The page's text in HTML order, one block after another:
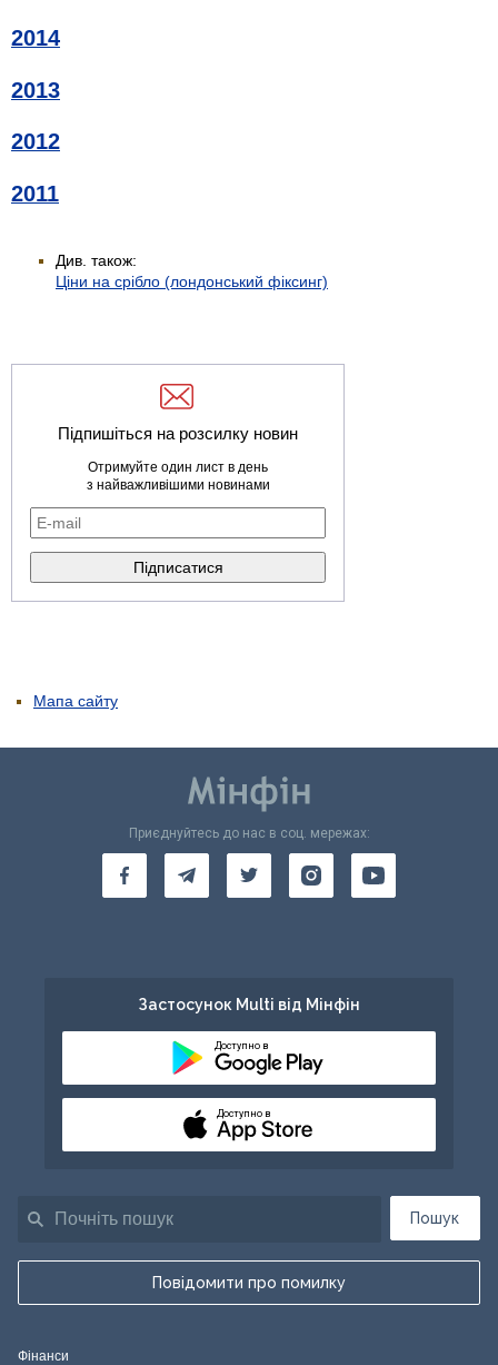
2014
2013
2012
2011
Див. також:
Ціни на срібло (лондонський фіксинг)
Підпишіться на розсилку новин
Отримуйте один лист в день
з найважливішими новинами
Мапа сайту
Пошук
Повідомити про помилку
Приєднуйтесь до нас в соц. мережах:
Застосунок Multi від Мінфін
Доступно в
Доступно в
Фінанси